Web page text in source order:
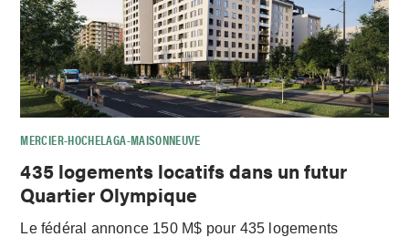
MERCIER-HOCHELAGA-MAISONNEUVE
435 logements locatifs dans un futur
Quartier Olympique
Le fédéral annonce 150 M$ pour 435 logements